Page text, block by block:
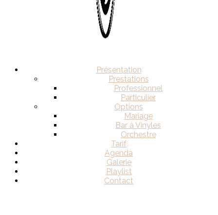
Présentation
Prestations
Professionnel
Particulier
Options
Mariage
Bar à Vinyles
Orchestre
Tarif
Agenda
Galerie
Playlist
Contact